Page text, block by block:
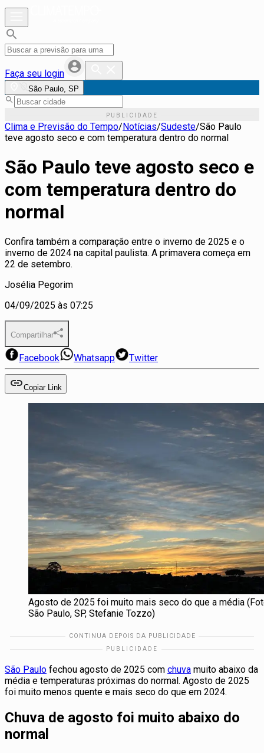
Faça seu login
São Paulo, SP
Clima e Previsão do Tempo/Notícias/Sudeste/São Paulo
teve agosto seco e com temperatura dentro do normal
São Paulo teve agosto seco e
com temperatura dentro do
normal
Confira também a comparação entre o inverno de 2025 e o
inverno de 2024 na capital paulista. A primavera começa em
22 de setembro.
Josélia Pegorim
04/09/2025 às 07:25
Compartilhar
Facebook Whatsapp Twitter
Copiar Link
Agosto de 2025 foi muito mais seco do que a média
São Paulo, SP, Stefanie Tozzo)
São Paulo fechou agosto de 2025 com chuva muito abaixo da
média e temperaturas próximas do normal. Agosto de 2025
foi muito menos quente e mais seco do que em 2024.
Chuva de agosto foi muito abaixo do
normal